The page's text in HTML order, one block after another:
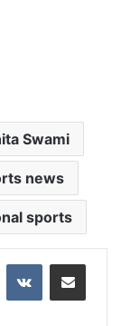
Swami
news
sports
VKontakteShare via Email